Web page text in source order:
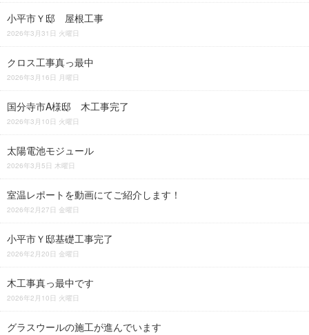
小平市Ｙ邸 屋根工事
2026年3月31日 火曜日
クロス工事真っ最中
2026年3月16日 月曜日
国分寺市A様邸 木工事完了
2026年3月10日 火曜日
太陽電池モジュール
2026年3月5日 木曜日
室温レポートを動画にてご紹介します！
2026年2月27日 金曜日
小平市Ｙ邸基礎工事完了
2026年2月20日 金曜日
木工事真っ最中です
2026年2月10日 火曜日
グラスウールの施工が進んでいます